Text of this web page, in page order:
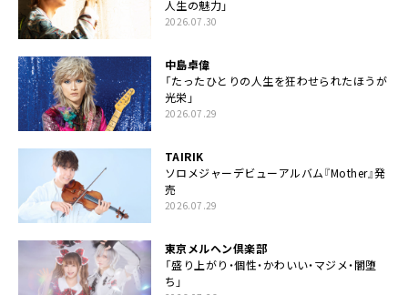
人生の魅力」
2026.07.30
中島卓偉
「たったひとりの人生を狂わせられたほうが
光栄」
2026.07.29
TAIRIK
ソロメジャーデビューアルバム『Mother』発
売
2026.07.29
東京メルヘン倶楽部
「盛り上がり・個性・かわいい・マジメ・闇堕
ち」